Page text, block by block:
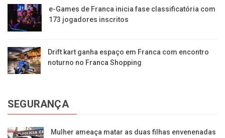
e-Games de Franca inicia fase classificatória com
173 jogadores inscritos
Drift kart ganha espaço em Franca com encontro
noturno no Franca Shopping
SEGURANÇA
Mulher ameaça matar as duas filhas envenenadas